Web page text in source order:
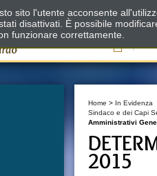
Il
Home > In Evidenza
Sindaco e dei Capi
Amministrativi
2015
sito l'utente acconsente
disattivati. È possibile
funzionare correttamente.